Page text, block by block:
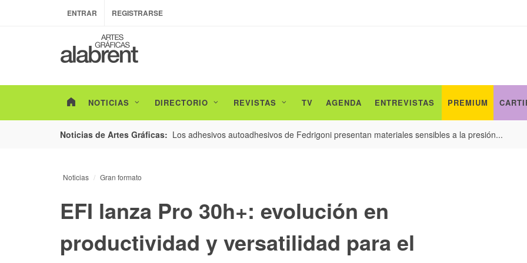
ENTRAR REGISTRARSE
NOTICIAS DIRECTORIO REVISTAS TV AGENDA ENTREVISTAS PREMIUM
Noticias de Artes Gráficas:
de envases con un nuevo estudio de Los adhesivos autoadhesivos de Fedrigoni presentan materiales sensibles a la presión...
Noticias Gran formato
EFI lanza Pro 30h+: evolución en
productividad y versatilidad para el